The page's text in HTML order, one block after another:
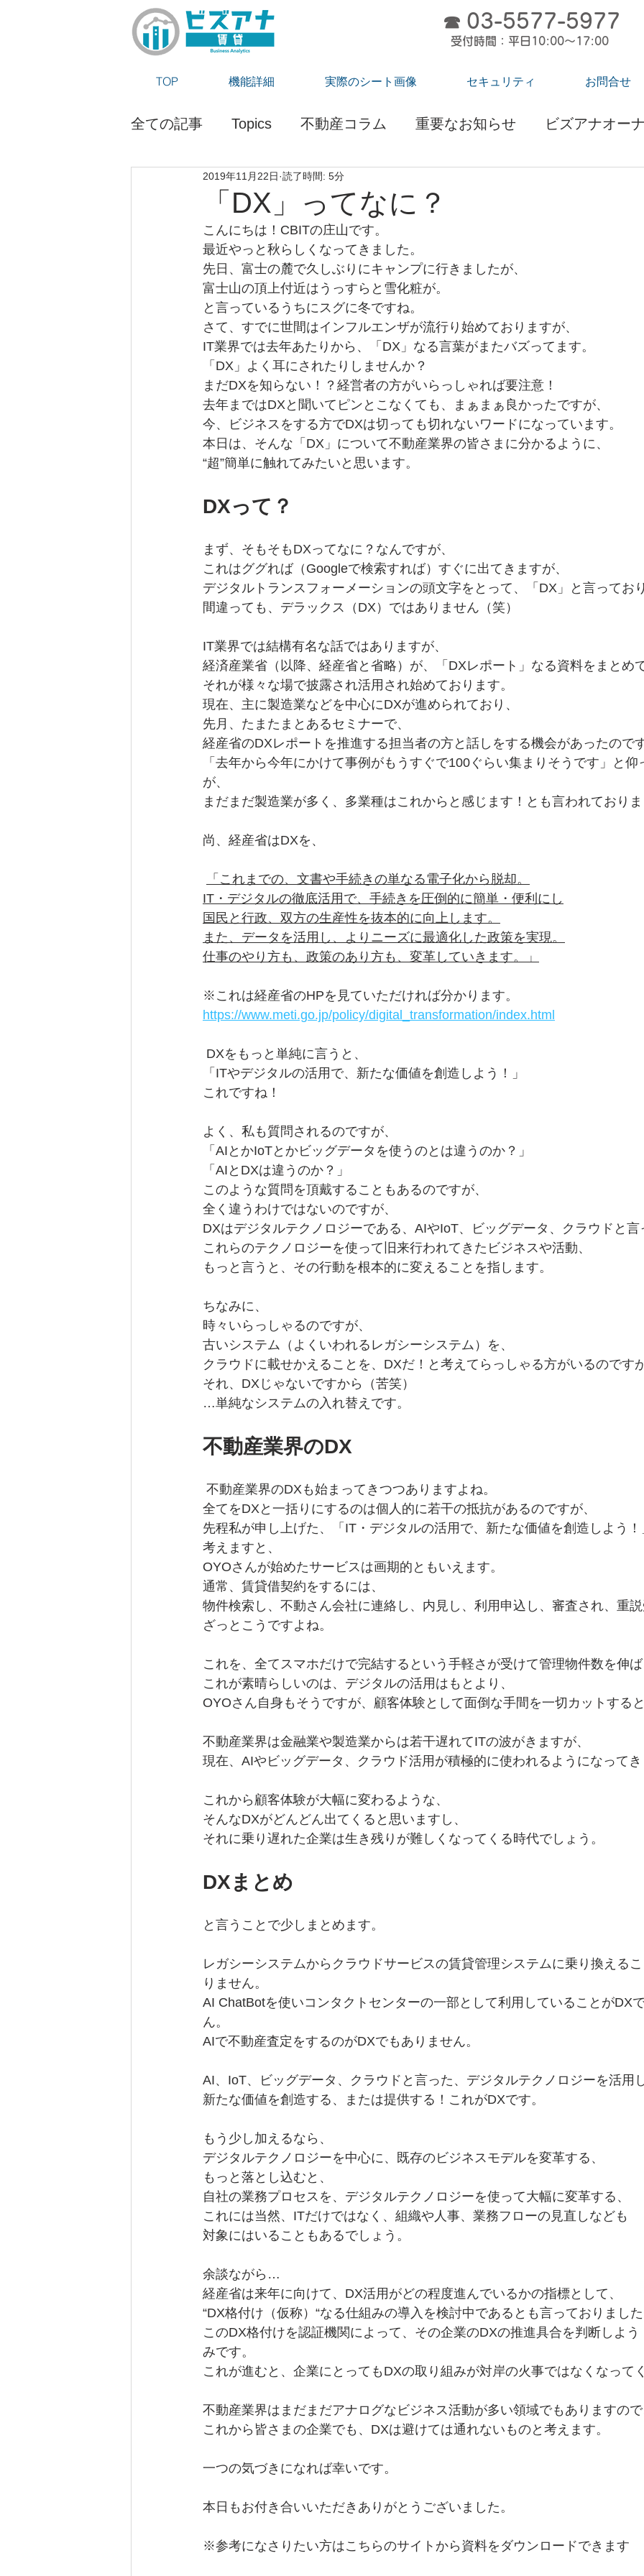
☎ 03-5577-5977
受付時間：平日10:00～17:00
TOP 機能詳細 実際のシート画像 セキュリティ お問合せ
全ての記事 Topics 不動産コラム 重要なお知らせ ビズアナオー
ビズアナ賃貸ブログ メディア掲載のお知らせ
「DX」ってなに？
2019年11月22日 読了時間: 5分
こんにちは！CBITの庄山です。
最近やっと秋らしくなってきました。
先日、富士の麓で久しぶりにキャンプに行きましたが、
富士山の頂上付近はうっすらと雪化粧が。
と言っているうちにスグに冬ですね。
さて、すでに世間はインフルエンザが流行り始めておりますが、
IT業界では去年あたりから、「DX」なる言葉がまたバズってます。
「DX」よく耳にされたりしませんか？
まだDXを知らない！？経営者の方がいらっしゃれば要注意！
去年まではDXと聞いてピンとこなくても、まぁまぁ良かったですが、
今、ビジネスをする方でDXは切っても切れないワードになっています。
本日は、そんな「DX」について不動産業界の皆さまに分かるように、
“超”簡単に触れてみたいと思います。
DXって？
まず、そもそもDXってなに？なんですが、
これはググれば（Googleで検索すれば）すぐに出てきますが、
デジタルトランスフォーメーションの頭文字をとって、「DX」と言ってお
間違っても、デラックス（DX）ではありません（笑）
IT業界では結構有名な話ではありますが、
経済産業省（以降、経産省と省略）が、「DXレポート」なる資料をまとめ
それが様々な場で披露され活用され始めております。
現在、主に製造業などを中心にDXが進められており、
先月、たまたまとあるセミナーで、
経産省のDXレポートを推進する担当者の方と話しをする機会があったので
「去年から今年にかけて事例がもうすぐで100ぐらい集まりそうです」と仰
が、
まだまだ製造業が多く、多業種はこれからと感じます！とも言われており
尚、経産省はDXを、
「これまでの、文書や手続きの単なる電子化から脱却。
IT・デジタルの徹底活用で、手続きを圧倒的に簡単・便利にし
国民と行政、双方の生産性を抜本的に向上します。
また、データを活用し、よりニーズに最適化した政策を実現。
仕事のやり方も、政策のあり方も、変革していきます。」
※これは経産省のHPを見ていただければ分かります。
https://www.meti.go.jp/policy/digital_transformation/index.html
DXをもっと単純に言うと、
「ITやデジタルの活用で、新たな価値を創造しよう！」
これですね！
よく、私も質問されるのですが、
「AIとかIoTとかビッグデータを使うのとは違うのか？」
「AIとDXは違うのか？」
このような質問を頂戴することもあるのですが、
全く違うわけではないのですが、
DXはデジタルテクノロジーである、AIやIoT、ビッグデータ、クラウドと言
これらのテクノロジーを使って旧来行われてきたビジネスや活動、
もっと言うと、その行動を根本的に変えることを指します。
ちなみに、
時々いらっしゃるのですが、
古いシステム（よくいわれるレガシーシステム）を、
クラウドに載せかえることを、DXだ！と考えてらっしゃる方がいるのです
それ、DXじゃないですから（苦笑）
…単純なシステムの入れ替えです。
不動産業界のDX
不動産業界のDXも始まってきつつありますよね。
全てをDXと一括りにするのは個人的に若干の抵抗があるのですが、
先程私が申し上げた、「IT・デジタルの活用で、新たな価値を創造しよう
考えますと、
OYOさんが始めたサービスは画期的ともいえます。
通常、賃貸借契約をするには、
物件検索し、不動さん会社に連絡し、内見し、利用申込し、審査され、重
ざっとこうですよね。
これを、全てスマホだけで完結するという手軽さが受けて管理物件数を伸
これが素晴らしいのは、デジタルの活用はもとより、
OYOさん自身もそうですが、顧客体験として面倒な手間を一切カットする
不動産業界は金融業や製造業からは若干遅れてITの波がきますが、
現在、AIやビッグデータ、クラウド活用が積極的に使われるようになって
これから顧客体験が大幅に変わるような、
そんなDXがどんどん出てくると思いますし、
それに乗り遅れた企業は生き残りが難しくなってくる時代でしょう。
DXまとめ
と言うことで少しまとめます。
レガシーシステムからクラウドサービスの賃貸管理システムに乗り換える
りません。
AI ChatBotを使いコンタクトセンターの一部として利用していることがDX
ん。
AIで不動産査定をするのがDXでもありません。
AI、IoT、ビッグデータ、クラウドと言った、デジタルテクノロジーを活用
新たな価値を創造する、または提供する！これがDXです。
もう少し加えるなら、
デジタルテクノロジーを中心に、既存のビジネスモデルを変革する、
もっと落とし込むと、
自社の業務プロセスを、デジタルテクノロジーを使って大幅に変革する、
これには当然、ITだけではなく、組織や人事、業務フローの見直しなども
対象にはいることもあるでしょう。
余談ながら…
経産省は来年に向けて、DX活用がどの程度進んでいるかの指標として、
“DX格付け（仮称）“なる仕組みの導入を検討中であるとも言っておりまし
このDX格付けを認証機関によって、その企業のDXの推進具合を判断しよ
みです。
これが進むと、企業にとってもDXの取り組みが対岸の火事ではなくなって
不動産業界はまだまだアナログなビジネス活動が多い領域でもありますの
これから皆さまの企業でも、DXは避けては通れないものと考えます。
一つの気づきになれば幸いです。
本日もお付き合いいただきありがとうございました。
※参考になさりたい方はこちらのサイトから資料をダウンロードできます